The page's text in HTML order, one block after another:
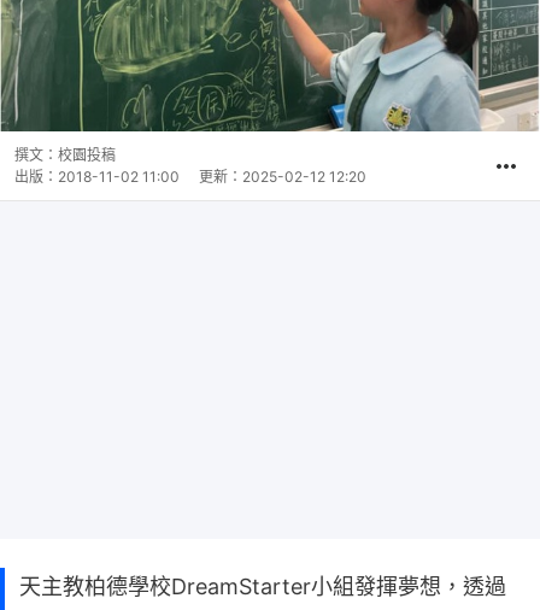
撰文： 校園投稿
出版： 2018-11-02 11:00 更新： 2025-02-12 12:20
天主教柏德學校DreamStarter小組發揮夢想，透過